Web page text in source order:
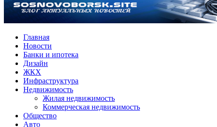
Главная
Новости
Банки и ипотека
Дизайн
ЖКХ
Инфраструктура
Недвижимость
Жилая недвижимость
Коммерческая недвижимость
Общество
Авто